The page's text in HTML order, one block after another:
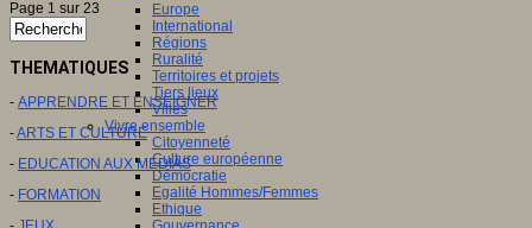
Europe
International
Régions
Ruralité
Territoires et projets
Tiers lieux
Villes
Vivre ensemble
Citoyenneté
Culture européenne
Démocratie
Egalité Hommes/Femmes
Ethique
Page 1 sur 23
THEMATIQUES
- APPRENDRE ET ENSEIGNER
-ARTS ET CULTURE
- EDUCATION AUX MEDIAS
- FORMATION